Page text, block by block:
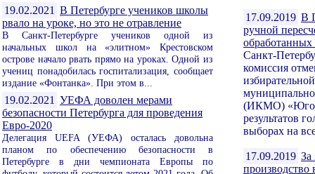
19.02.2021 В Петербурге учеников школы
рвало на уроке, но это не отравление
В Санкт-Петербурге учеников одной из
начальных школ на «элитном» Крестовском
острове начало рвать прямо на уроках. Одной из
учениц понадобилась госпитализация, сообщает
издание «Фонтанка». При этом в...
19.02.2021 УЕФА доволен мерами
безопасности Петербурга для проведения
Евро-2020
Делегация UEFA (УЕФА) осталась довольна
планом по обеспечению безопасности в
Петербурге в дни чемпионата Европы по
17.09.2019 В
ручной
Санкт-
комиссия
(ИКМО) «Юго-
результатов
выборах на
17.09.2019 За
производство